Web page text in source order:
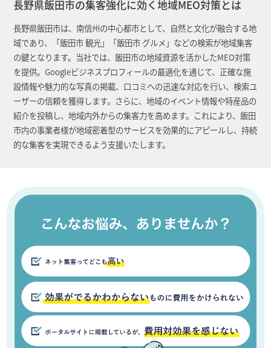
長野県飯田市の集客強化に効く地域MEO対策とは
長野県飯田市は、南信州の中心都市として、自然と文化が融合する地
域であり、「飯田市 観光」「飯田市 グルメ」などの検索が地域集客
の鍵となります。当社では、飯田市の地域資源を活かしたMEO対策
を提供。Googleビジネスプロフィールの最適化を通じて、正確な施
設情報や魅力的な写真の掲載、口コミへの迅速な対応を行い、検索ユ
ーザーの信頼を獲得します。さらに、地域のイベント情報や特産品の
紹介を投稿し、地域内外からの集客力を高めます。これにより、飯田
市内の事業者様が地域密着型のサービスを効果的にアピールし、持続
的な集客を実現できるよう支援いたします。